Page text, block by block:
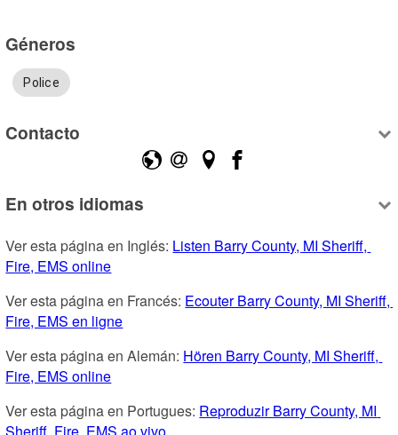
Géneros
Police
Contacto
En otros idiomas
Ver esta página en Inglés: Listen Barry County, MI Sheriff,
Fire, EMS online
Ver esta página en Francés: Ecouter Barry County, MI Sheriff,
Fire, EMS en ligne
Ver esta página en Alemán: Hören Barry County, MI Sheriff,
Fire, EMS online
Ver esta página en Portugues: Reproduzir Barry County, MI
Sheriff, Fire, EMS ao vivo